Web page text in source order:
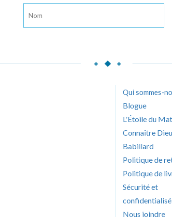
Qui sommes-
Blogue
L'Étoile du
Connaître Dieu
Babillard
Politique de
Politique de
Sécurité et
confidentialisé
Nous joindre